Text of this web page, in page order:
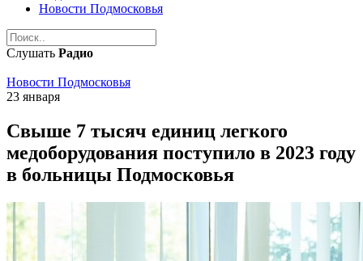
Новости Подмосковья
Слушать Радио
Новости Подмосковья
23 января
Свыше 7 тысяч единиц легкого
медоборудования поступило в 2023 году
в больницы Подмосковья